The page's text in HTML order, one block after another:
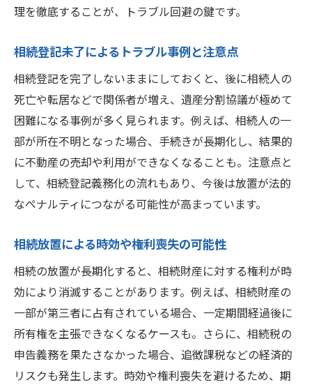
理を徹底することが、トラブル回避の鍵です。
相続登記未了によるトラブル事例と注意点
相続登記を完了しないままにしておくと、後に相続人の
死亡や転居などで関係者が増え、遺産分割協議が極めて
困難になる事例が多く見られます。例えば、相続人の一
部が所在不明となった場合、手続きが長期化し、結果的
に不動産の売却や利用ができなくなることも。注意点と
して、相続登記義務化の流れもあり、今後は放置が法的
なペナルティにつながる可能性が高まっています。
相続放置による時効や権利喪失の可能性
相続の放置が長期化すると、相続財産に対する権利が時
効により消滅することがあります。例えば、相続財産の
一部が第三者に占有されている場合、一定期間経過後に
所有権を主張できなくなるケースも。さらに、相続税の
申告義務を果たさなかった場合、追徴課税などの経済的
リスクも発生します。時効や権利喪失を避けるため、期